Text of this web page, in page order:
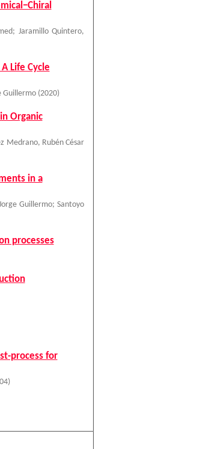
; Jaramillo Quintero,
Life Cycle
Guillermo (2020)
Organic
Medrano, Rubén César
in a
Guillermo;Santoyo
processes
process for
)